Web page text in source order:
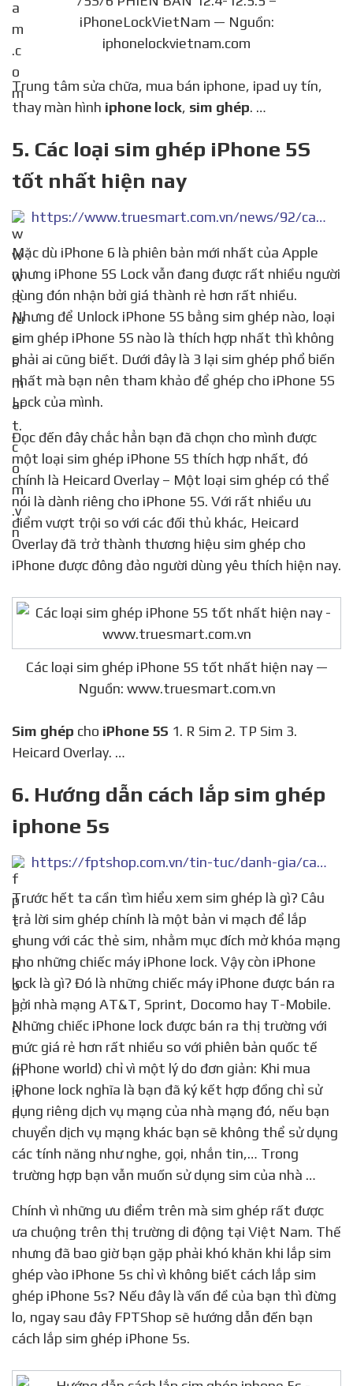
iPhoneLockVietNam — Nguồn:
iphonelockvietnam.com
Trung tâm sửa chữa, mua bán iphone, ipad uy tín,
thay màn hình iphone lock, sim ghép. …
5. Các loại sim ghép iPhone 5S
tốt nhất hiện nay
https://www.truesmart.com.vn/news/92/cac-loai-sim-ghep-iphone-5s-tot-nhat-hien-nay.html
Mặc dù iPhone 6 là phiên bản mới nhất của Apple
nhưng iPhone 5S Lock vẫn đang được rất nhiều người
dùng đón nhận bởi giá thành rẻ hơn rất nhiều.
Nhưng để Unlock iPhone 5S bằng sim ghép nào, loại
sim ghép iPhone 5S nào là thích hợp nhất thì không
phải ai cũng biết. Dưới đây là 3 lại sim ghép phổ biến
nhất mà bạn nên tham khảo để ghép cho iPhone 5S
Lock của mình.
Đọc đến đây chắc hẳn bạn đã chọn cho mình được
một loại sim ghép iPhone 5S thích hợp nhất, đó
chính là Heicard Overlay – Một loại sim ghép có thể
nói là dành riêng cho iPhone 5S. Với rất nhiều ưu
điểm vượt trội so với các đối thủ khác, Heicard
Overlay đã trở thành thương hiệu sim ghép cho
iPhone được đông đảo người dùng yêu thích hiện nay.
Các loại sim ghép iPhone 5S tốt nhất hiện nay —
Nguồn: www.truesmart.com.vn
Sim ghép cho iPhone 5S 1. R Sim 2. TP Sim 3.
Heicard Overlay. …
6. Hướng dẫn cách lắp sim ghép
iphone 5s
https://fptshop.com.vn/tin-tuc/danh-gia/cach-lap-sim-ghep-vao-iphone-5s-59149
Trước hết ta cần tìm hiểu xem sim ghép là gì? Câu
trả lời sim ghép chính là một bản vi mạch để lắp
chung với các thẻ sim, nhằm mục đích mở khóa mạng
cho những chiếc máy iPhone lock. Vậy còn iPhone
lock là gì? Đó là những chiếc máy iPhone được bán ra
bởi nhà mạng AT&T, Sprint, Docomo hay T-Mobile.
Những chiếc iPhone lock được bán ra thị trường với
mức giá rẻ hơn rất nhiều so với phiên bản quốc tế
(iPhone world) chỉ vì một lý do đơn giản: Khi mua
iPhone lock nghĩa là bạn đã ký kết hợp đồng chỉ sử
dụng riêng dịch vụ mạng của nhà mạng đó, nếu bạn
chuyển dịch vụ mạng khác bạn sẽ không thể sử dụng
các tính năng như nghe, gọi, nhắn tin,… Trong
trường hợp bạn vẫn muốn sử dụng sim của nhà …
Chính vì những ưu điểm trên mà sim ghép rất được
ưa chuộng trên thị trường di động tại Việt Nam. Thế
nhưng đã bao giờ bạn gặp phải khó khăn khi lắp sim
ghép vào iPhone 5s chỉ vì không biết cách lắp sim
ghép iPhone 5s? Nếu đây là vấn đề của bạn thì đừng
lo, ngay sau đây FPTShop sẽ hướng dẫn đến bạn
cách lắp sim ghép iPhone 5s.